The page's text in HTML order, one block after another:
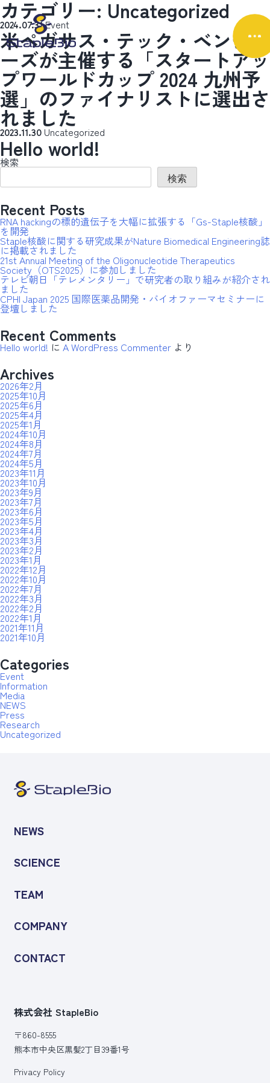
カテゴリー: Uncategorized
2024.07.31Event
米ペガサス・テック・ベンチャ
ーズが主催する「スタートアッ
プワールドカップ 2024 九州予
選」のファイナリストに選出さ
れました
2023.11.30 Uncategorized
Hello world!
検索
検索
Recent Posts
RNA hackingの標的遺伝子を大幅に拡張する「Gs-Staple核酸」
を開発
Staple核酸に関する研究成果がNature Biomedical Engineering誌
に掲載されました
21st Annual Meeting of the Oligonucleotide Therapeutics
Society（OTS2025）に参加しました
テレビ朝日「テレメンタリー」で研究者の取り組みが紹介され
ました
CPHI Japan 2025 国際医薬品開発・バイオファーマセミナーに
登壇しました
Recent Comments
Hello world! に A WordPress Commenter より
Archives
2026年2月
2025年10月
2025年6月
2025年4月
2025年1月
2024年10月
2024年8月
2024年7月
2024年5月
2023年11月
2023年10月
2023年9月
2023年7月
2023年6月
2023年5月
2023年4月
2023年3月
2023年2月
2023年1月
2022年12月
2022年10月
2022年7月
2022年3月
2022年2月
2022年1月
2021年11月
2021年10月
Categories
Event
Information
Media
NEWS
Press
Research
Uncategorized
NEWS
SCIENCE
TEAM
COMPANY
CONTACT
株式会社 StapleBio
〒860-8555
熊本市中央区黒髪2丁目39番1号
Privacy Policy